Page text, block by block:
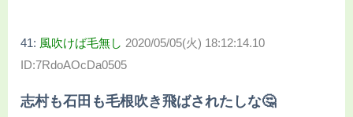
41: 風吹けば毛無し 2020/05/05(火) 18:12:14.10
ID:7RdoAOcDa0505
志村も石田も毛根吹き飛ばされたしな🤔